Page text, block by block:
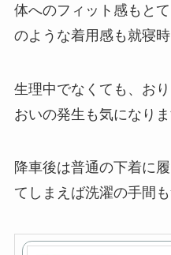
体へのフィット感もと
のような着用感も就寝時
生理中でなくても、お
おいの発生も気になりま
降車後は普通の下着に
てしまえば洗濯の手間